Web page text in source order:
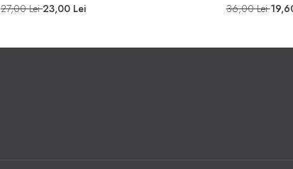
27,00 Lei23,00 Lei 36,00 Lei